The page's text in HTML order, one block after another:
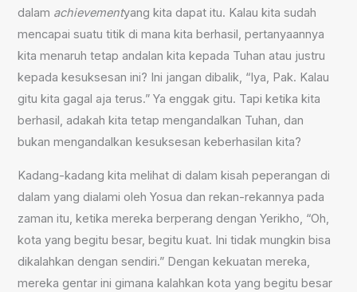
dalam achievementyang kita dapat itu. Kalau kita sudah
mencapai suatu titik di mana kita berhasil, pertanyaannya
kita menaruh tetap andalan kita kepada Tuhan atau justru
kepada kesuksesan ini? Ini jangan dibalik, “Iya, Pak. Kalau
gitu kita gagal aja terus.” Ya enggak gitu. Tapi ketika kita
berhasil, adakah kita tetap mengandalkan Tuhan, dan
bukan mengandalkan kesuksesan keberhasilan kita?
Kadang-kadang kita melihat di dalam kisah peperangan di
dalam yang dialami oleh Yosua dan rekan-rekannya pada
zaman itu, ketika mereka berperang dengan Yerikho, “Oh,
kota yang begitu besar, begitu kuat. Ini tidak mungkin bisa
dikalahkan dengan sendiri.” Dengan kekuatan mereka,
mereka gentar ini gimana kalahkan kota yang begitu besar